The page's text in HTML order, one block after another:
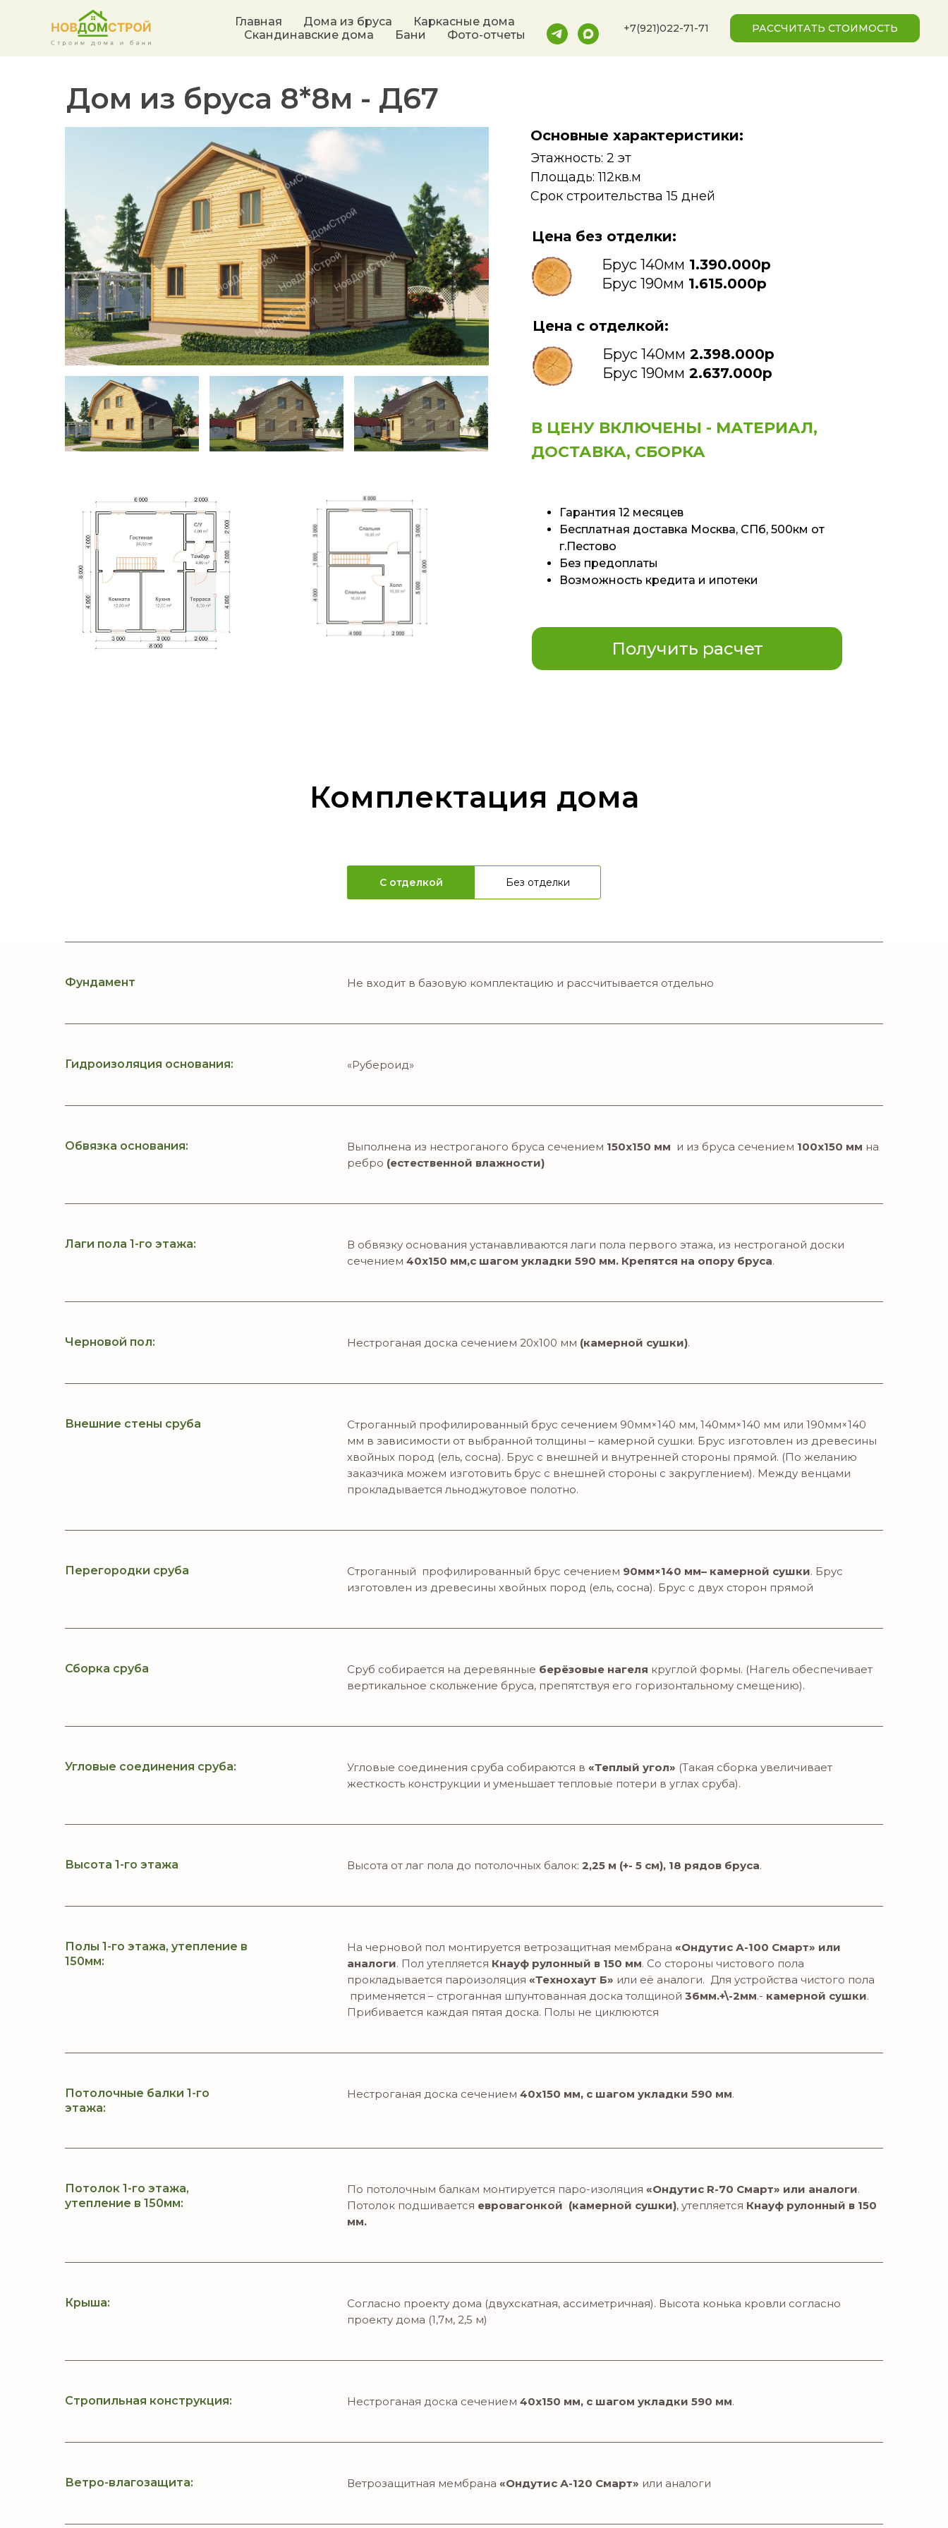
Главная Дома из бруса
Каркасные дома
Скандинавские дома
Бани Фото-отчеты
+7(921)022-71-71 РАССЧИТАТЬ СТОИМОСТЬ
Дом из бруса 8*8м - Д67
Основные характеристики:
Этажность: 2 эт
Площадь: 112кв.м
Срок строительства 15 дней
Цена без отделки:
Цена с отделкой:
Брус 140мм 1.390.000р
Брус 140мм 2.398.000р
Брус 190мм 1.615.000р
Брус 190мм 2.637.000р
Получить расчет
Гарантия 12 месяцев
Бесплатная доставка Москва, СПб, 500км от
г.Пестово
Без предоплаты
Возможность кредита и ипотеки
В ЦЕНУ ВКЛЮЧЕНЫ - МАТЕРИАЛ,
ДОСТАВКА, СБОРКА
Комплектация дома
С отделкой Без отделки
Фундамент Не входит в базовую комплектацию и рассчитывается отдельно
Гидроизоляция основания: «Рубероид»
Обвязка основания: Выполнена из нестроганого бруса сечением 150х150 мм и из бруса сечением 100х150 мм на
ребро (естественной влажности)
Лаги пола 1-го этажа:
В обвязку основания устанавливаются лаги пола первого этажа, из нестроганой доски
сечением 40х150 мм,с шагом укладки 590 мм. Крепятся на опору бруса.
Черновой пол: Нестроганая доска сечением 20х100 мм (камерной сушки).
Внешние стены сруба
Строганный профилированный брус сечением 90мм×140 мм, 140мм×140 мм или 190мм×140
мм в зависимости от выбранной толщины – камерной сушки. Брус изготовлен из древесины
хвойных пород (ель, сосна). Брус с внешней и внутренней стороны прямой. (По желанию
заказчика можем изготовить брус с внешней стороны с закруглением). Между венцами
прокладывается льноджутовое полотно.
Перегородки сруба Строганный профилированный брус сечением 90мм×140 мм– камерной сушки. Брус
изготовлен из древесины хвойных пород (ель, сосна). Брус с двух сторон прямой
Сборка сруба Сруб собирается на деревянные берёзовые нагеля круглой формы. (Нагель обеспечивает
вертикальное скольжение бруса, препятствуя его горизонтальному смещению).
Угловые соединения сруба: Угловые соединения сруба собираются в «Теплый угол» (Такая сборка увеличивает
жесткость конструкции и уменьшает тепловые потери в углах сруба).
Высота 1-го этажа Высота от лаг пола до потолочных балок: 2,25 м (+- 5 см), 18 рядов бруса.
Полы 1-го этажа, утепление в
150мм:
На черновой пол монтируется ветрозащитная мембрана «Ондутис А-100 Смарт» или
аналоги. Пол утепляется Кнауф рулонный в 150 мм. Со стороны чистового пола
прокладывается пароизоляция «Технохаут Б» или её аналоги. Для устройства чистого пола
применяется – строганная шпунтованная доска толщиной 36мм.+\-2мм.- камерной сушки.
Прибивается каждая пятая доска. Полы не циклюются
Потолочные балки 1-го
этажа:
Нестроганая доска сечением 40х150 мм, с шагом укладки 590 мм.
Потолок 1-го этажа,
утепление в 150мм:
По потолочным балкам монтируется паро-изоляция «Ондутис R-70 Смарт» или аналоги.
Потолок подшивается евровагонкой (камерной сушки), утепляется Кнауф рулонный в 150
мм.
Крыша:
Согласно проекту дома (двухскатная, ассиметричная). Высота конька кровли согласно
проекту дома (1,7м, 2,5 м)
Стропильная конструкция: Нестроганая доска сечением 40х150 мм, с шагом укладки 590 мм.
Ветро-влагозащита: Ветрозащитная мембрана «Ондутис А-120 Смарт» или аналоги